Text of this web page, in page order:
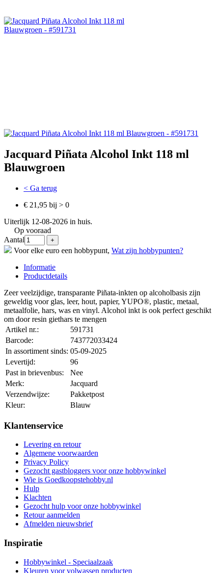
Jacquard Piñata Alcohol Inkt 118 ml
Blauwgroen
< Ga terug
€ 21,95 bij > 0
Uiterlijk 12-08-2026 in huis.
Op vooraad
Aantal
Voor elke euro een hobbypunt, Wat zijn hobbypunten?
Informatie
Productdetails
Zeer veelzijdige, transparante Piñata-inkten op alcoholbasis zijn
geweldig voor glas, leer, hout, papier, YUPO®, plastic, metaal,
metaalfolie, hars, was en vinyl. Alcohol inkt is ook perfect geschikt
om door resin giethars te mengen
Artikel nr.:
591731
Barcode:
743772033424
In assortiment sinds: 05-09-2025
Levertijd:
96
Past in brievenbus:
Nee
Merk:
Jacquard
Verzendwijze:
Pakketpost
Kleur:
Blauw
Klantenservice
Levering en retour
Algemene voorwaarden
Privacy Policy
Gezocht gastbloggers voor onze hobbywinkel
Wie is Goedkoopstehobby.nl
Hulp
Klachten
Gezocht hulp voor onze hobbywinkel
Retour aanmelden
Afmelden nieuwsbrief
Inspiratie
Hobbywinkel - Speciaalzaak
Kleuren voor volwassen producten